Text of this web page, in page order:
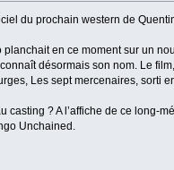
du prochain western de
en ce moment sur un
désormais son nom. Le
Les sept mercenaires, sorti
casting ? A l’affiche de ce long-
Unchained.